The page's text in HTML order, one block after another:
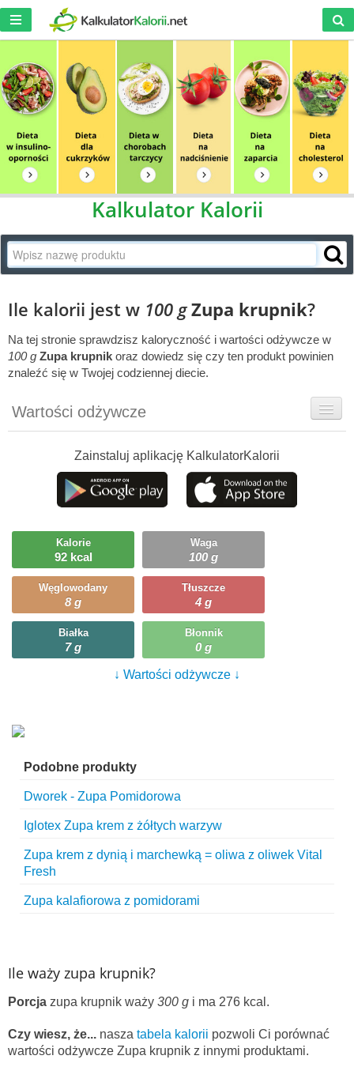
Kalkulator Kalorii
Ile kalorii jest w 100 g Zupa krupnik?
Na tej stronie sprawdzisz kaloryczność i wartości odżywcze w
100 g Zupa krupnik oraz dowiedz się czy ten produkt powinien
znaleźć się w Twojej codziennej diecie.
Wartości odżywcze
Szczegółówe informacje
Ciekawostki
Ile możesz zjeść?
Zainstaluj aplikację KalkulatorKalorii
Kalorie
92 kcal
Waga
100 g
Węglowodany
8 g
Tłuszcze
4 g
Białka
7 g
Błonnik
0 g
↓ Wartości odżywcze ↓
Podobne produkty
Dworek - Zupa Pomidorowa
Iglotex Zupa krem z żółtych warzyw
Zupa krem z dynią i marchewką = oliwa z oliwek Vital
Fresh
Zupa kalafiorowa z pomidorami
Ile waży zupa krupnik?
Porcja zupa krupnik waży 300 g i ma 276 kcal.
Czy wiesz, że... nasza tabela kalorii pozwoli Ci porównać
wartości odżywcze Zupa krupnik z innymi produktami.